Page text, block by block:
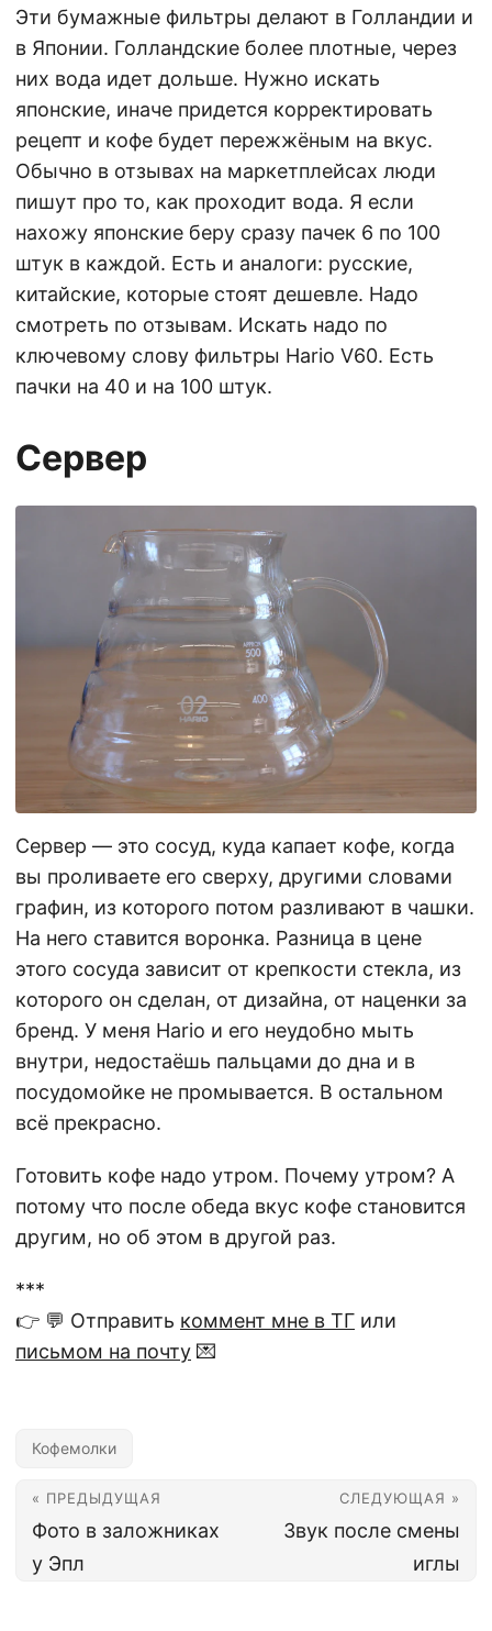
Эти бумажные фильтры делают в Голландии и
в Японии. Голландские более плотные, через
них вода идет дольше. Нужно искать
японские, иначе придется корректировать
рецепт и кофе будет пережжёным на вкус.
Обычно в отзывах на маркетплейсах люди
пишут про то, как проходит вода. Я если
нахожу японские беру сразу пачек 6 по 100
штук в каждой. Есть и аналоги: русские,
китайские, которые стоят дешевле. Надо
смотреть по отзывам. Искать надо по
ключевому слову фильтры Hario V60. Есть
пачки на 40 и на 100 штук.
Сервер
Сервер — это сосуд, куда капает кофе, когда
вы проливаете его сверху, другими словами
графин, из которого потом разливают в чашки.
На него ставится воронка. Разница в цене
этого сосуда зависит от крепкости стекла, из
которого он сделан, от дизайна, от наценки за
бренд. У меня Hario и его неудобно мыть
внутри, недостаёшь пальцами до дна и в
посудомойке не промывается. В остальном
всё прекрасно.
Готовить кофе надо утром. Почему утром? А
потому что после обеда вкус кофе становится
другим, но об этом в другой раз.
***
👉 💬 Отправить коммент мне в ТГ или
письмом на почту 💌
Кофемолки
« ПРЕДЫДУЩАЯ
Фото в заложниках
у Эпл
СЛЕДУЮЩАЯ »
Звук после смены
иглы